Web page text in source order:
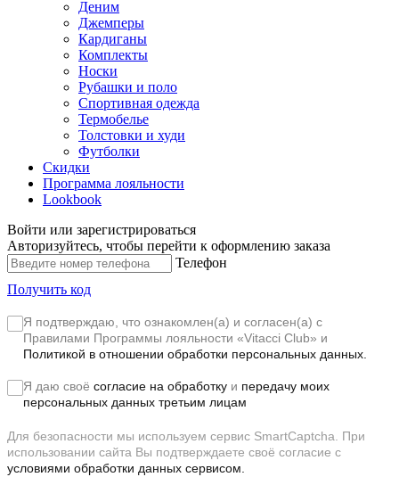
Деним
Джемперы
Кардиганы
Комплекты
Носки
Рубашки и поло
Спортивная одежда
Термобелье
Толстовки и худи
Футболки
Скидки
Программа лояльности
Lookbook
Войти или зарегистрироваться
Авторизуйтесь, чтобы перейти к оформлению заказа
Телефон
Получить код
Я подтверждаю, что ознакомлен(а) и согласен(а) с
Правилами Программы лояльности «Vitacci Club» и
Политикой в отношении обработки персональных данных.
Я даю своё согласие на обработку и передачу моих
персональных данных третьим лицам
Для безопасности мы используем сервис SmartCaptcha. При
использовании сайта Вы подтверждаете своё согласие с
условиями обработки данных сервисом.